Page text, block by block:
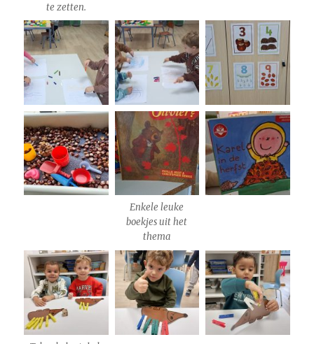
te zetten.
Enkele leuke
boekjes uit het
thema